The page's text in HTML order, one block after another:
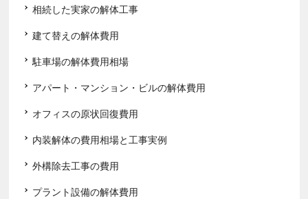
相続した実家の解体工事
建て替えの解体費用
駐車場の解体費用相場
アパート・マンション・ビルの解体費用
オフィスの原状回復費用
内装解体の費用相場と工事実例
外構除去工事の費用
プラント設備の解体費用